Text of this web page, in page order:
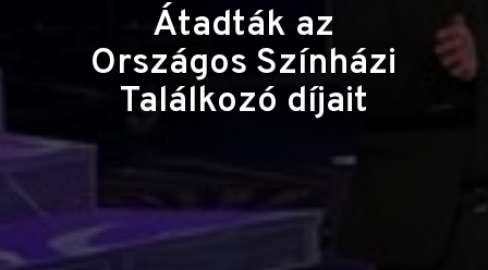
Átadták az
Országos Színházi
Találkozó díjait